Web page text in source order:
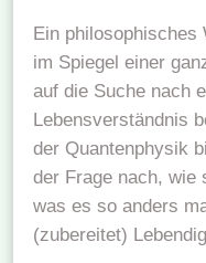
Ein
im Spiegel einer
auf die Suche nach
Lebensverständnis
der Quantenphysik
der Frage nach, wie
was es so anders
(zubereitet)